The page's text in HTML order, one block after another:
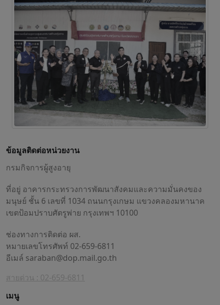
ข้อมูลติดต่อหน่วยงาน
กรมกิจการผู้สูงอายุ
ที่อยู่ อาคารกระทรวงการพัฒนาสังคมและความมั่นคงของ
มนุษย์ ชั้น 6 เลขที่ 1034 ถนนกรุงเกษม แขวงคลองมหานาค
เขตป้อมปราบศัตรูพ่าย กรุงเทพฯ 10100
ช่องทางการติดต่อ ผส.
หมายเลขโทรศัพท์ 02-659-6811
อีเมล์ saraban@dop.mail.go.th
สายด่วน : 02-659-6811
เมนู